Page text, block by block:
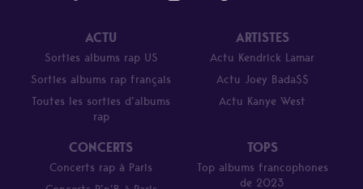
ACTU
Sorties albums rap US
Sorties albums rap français
Toutes les sorties d’albums
rap
ARTISTES
Actu Kendrick Lamar
Actu Joey Bada$$
Actu Kanye West
CONCERTS
Concerts rap à Paris
TOPS
Top albums francophones
de 2023